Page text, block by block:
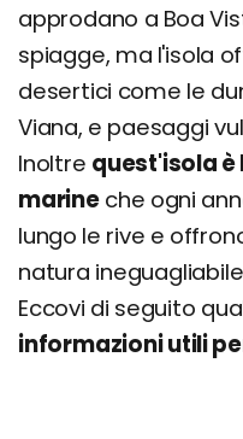
approdano a Boa
spiagge, ma l'isola
desertici come le
Viana, e paesaggi
Inoltre quest'isola
marineche ogni
lungo le rive e
natura
Eccovi di seguito
informazioni utili